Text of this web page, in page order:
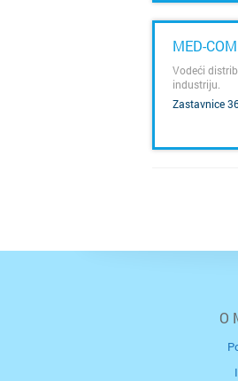
MED-
Vodeći
industriju.
Zastavnice
O